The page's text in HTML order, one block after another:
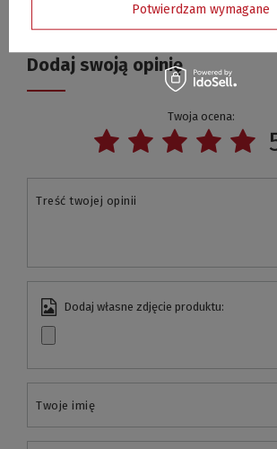
Dodaj swoją opinię
Twoja ocena:
Treść twojej opinii
Dodaj własne zdjęcie produktu:
Twoje imię
Potwierdzam wymagane